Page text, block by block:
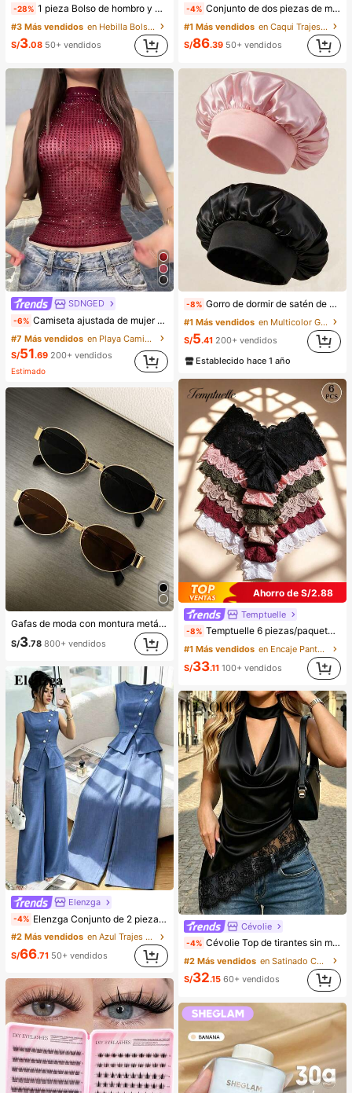
-28% 1 pieza Bolso de hombro y bandolera de cuero sintético aceitado retro para mujer, adecuado para citas, salidas, fiestas, banquetes, estética
#3 Más vendidos
en Hebilla Bolsos De Hombro De Mujer
S/3.08 50+ vendidos
SDNGED
-6% Camiseta ajustada de mujer de unicolor, con malla de cristales, transparente y sexy, para uso casual en verano
#7 Más vendidos
en Playa Camisetas sin mangas y camisetas sin mang
S/51.69 200+ vendidos
Estimado
Gafas de moda con montura metálica ovalada/poligonal (media montura), adecuadas para uso diario y actividades al aire libre
S/3.78 800+ vendidos
Elenzga
-4% Elenzga Conjunto de 2 piezas de blusa y pantalones de pierna ancha para mujer, elegante para fiestas de verano, cuello redondo con cuello oblicuo, botones de perlas, sin mangas, cintura ceñida, bajo con abertura y bolsillos falsos, color azul
#2 Más vendidos
en Azul Trajes de dos piezas para mujer
S/66.71 50+ vendidos
-4% Conjunto de dos piezas de moda de verano para mujer de unicolor casual: top de manga corta con cuello y bolsillos, pantalones de pierna recta de cintura alta elegantes, del trabajo al fin de semana
#1 Más vendidos
en Caqui Trajes de dos piezas para mujer
S/86.39 50+ vendidos
-8% Gorro de dormir de satén de seda, adecuado para cabello largo, trenzas, rastas y cabello rizado. Suave, unisex y disponible en múltiples colores. Perfecto para el cuidado del cabello durante la noche, uso en el baño y viajes.
#1 Más vendidos
en Multicolor Gorros para el pelo para mujer
S/5.41 200+ vendidos
Establecido hace 1 año
Ahorro de S/2.88
Temptuelle
-8% Temptuelle 6 piezas/paquete Bragas hipster de mujer con encaje sexy y patchwork sin costuras, suaves, cómodas y transpirables, adecuadas para yoga, deportes y uso diario, aumentan la confianza
#1 Más vendidos
en Encaje Pantalones cortos para mujer
S/33.11 100+ vendidos
Cévolie
-4% Cévolie Top de tirantes sin mangas con cuello drapeado tipo cowl, ajuste ceñido, sexy, con fruncidos, ribete de encaje, patchwork y espalda descubierta para fiesta
#2 Más vendidos
en Satinado Camisetas sin mangas y camisetas sin m
S/32.15 60+ vendidos